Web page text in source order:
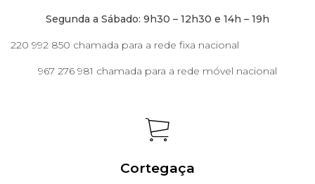
Termos e condições
Segunda a Sábado: 9h30 – 12h30 e 14h – 19h
220 992 850 chamada para a rede fixa nacional
967 276 981 chamada para a rede móvel nacional
Cortegaça